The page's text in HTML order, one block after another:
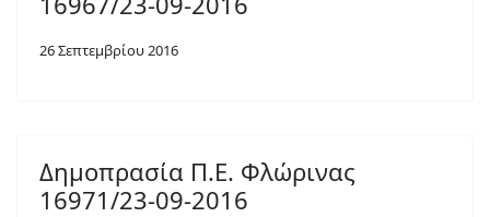
26 Σεπτεμβρίου 2016
Δημοπρασία Π.Ε. Φλώρινας
16971/23-09-2016